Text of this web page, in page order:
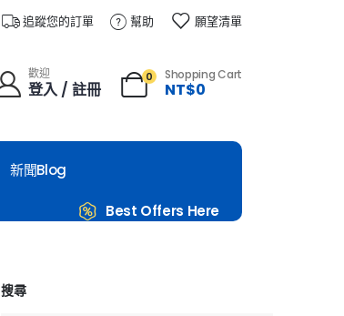
追蹤您的訂單 幫助 願望清單
歡迎
登入 / 註冊
0 Shopping Cart
NT$0
新聞Blog
Best Offers Here
搜尋